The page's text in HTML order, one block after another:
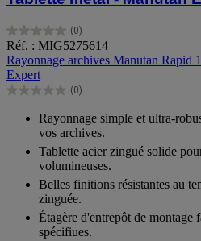
(0)
0.0
sur
5
étoiles.
Réf. : MIG5275614
Rayonnage archives Manutan Rapid
Expert
(0)
0.0
étoiles.
Rayonnage simple et ultra-
vos archives.
Tablette acier zingué solide
volumineuses.
Belles finitions résistantes au
zinguée.
Étagère d'entrepôt de montage
spécifiues.